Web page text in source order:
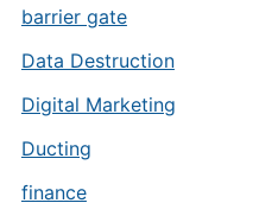
barrier gate
Data Destruction
Digital Marketing
Ducting
finance